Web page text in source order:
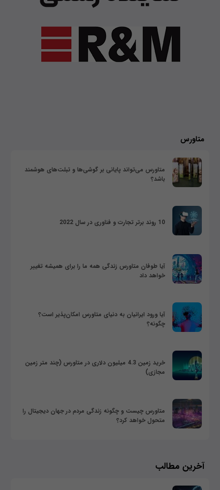
متاورس
متاورس می‌تواند پایانی بر گوشی‌ها و تبلت‌های هوشمند
باشد؟
10 روند برتر تجارت و فناوری در سال 2022
آیا طوفان متاورس زندگی همه ما را برای همیشه تغییر
خواهد داد
آیا ورود ایرانیان به دنیای متاورس امکان‌پذیر است؟
چگونه؟
خرید زمین 4.3 میلیون دلاری در متاورس (چند متر زمین
مجازی)
متاورس چیست و چگونه زندگی مردم در جهان دیجیتال را
متحول خواهد کرد؟
آخرین مطالب